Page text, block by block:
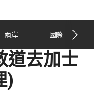
兩岸 國際
道去加士
)